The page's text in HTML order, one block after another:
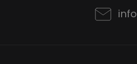
info